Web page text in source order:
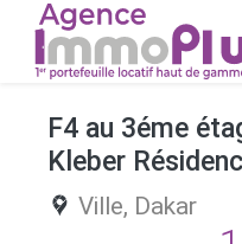
F4 au 3éme
Kleber
Ville, Dakar